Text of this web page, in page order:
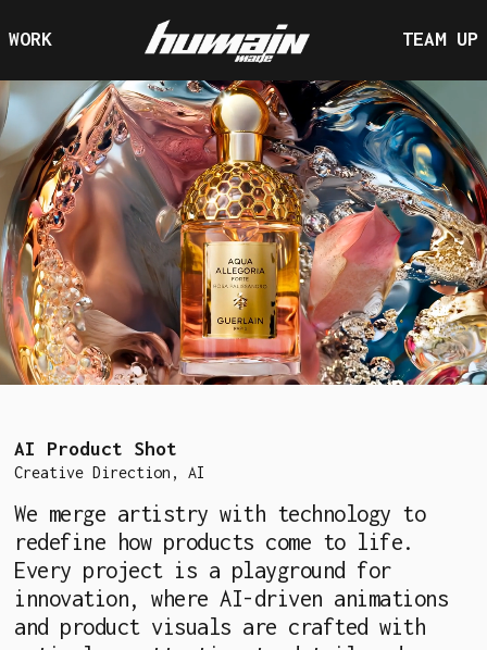
WORK
TEAM UP
We merge artistry with technology to
redefine how products come to life.
Every project is a playground for
innovation, where AI-driven animations
and product visuals are crafted with
AI Product Shot
Creative Di rection , AI